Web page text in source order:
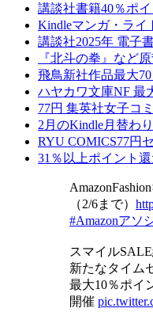
講談社書籍40％ポ
Kindleマンガ・ライ
講談社2025年 電子
『北斗の拳』など
飛鳥新社作品最大
ハヤカワ文庫NF 最
77円 集英社女子コ
2月のKindle月替わ
RYU COMICS77円
31％以上ポイント
（2/6まで）
#Amazonアソ
スマイル
新たなタイム
最大10％ポイ
開催